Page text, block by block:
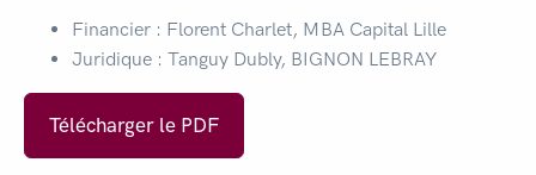
Financier : Florent Charlet, MBA Capital Lille
Juridique : Tanguy Dubly, BIGNON LEBRAY
Télécharger le PDF